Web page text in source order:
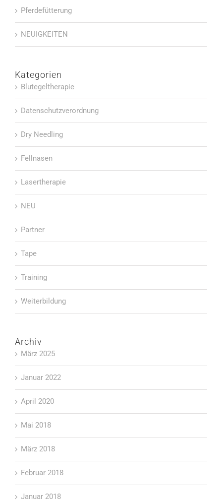
Pferdefütterung
NEUIGKEITEN
Kategorien
Blutegeltherapie
Datenschutzverordnung
Dry Needling
Fellnasen
Lasertherapie
NEU
Partner
Tape
Training
Weiterbildung
Archiv
März 2025
Januar 2022
April 2020
Mai 2018
März 2018
Februar 2018
Januar 2018